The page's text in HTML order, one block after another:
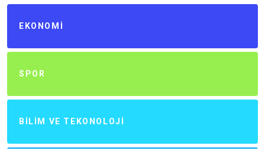
EKONOMI
SPOR
BILIM VE TEKONOLOJI